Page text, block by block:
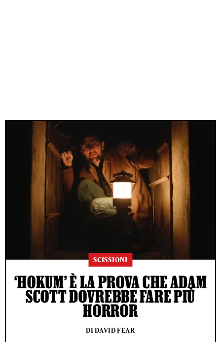
SCISSIONI
‘HOKUM’ È LA PROVA CHE ADAM
SCOTT DOVREBBE FARE PIÙ
HORROR
DI DAVID FEAR